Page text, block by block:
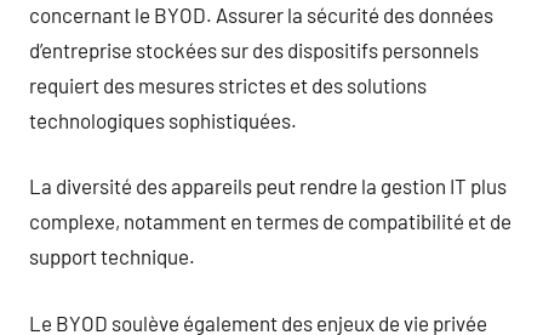
concernant le BYOD. Assurer la sécurité des données
d’entreprise stockées sur des dispositifs personnels
requiert des mesures strictes et des solutions
technologiques sophistiquées.
La diversité des appareils peut rendre la gestion IT plus
complexe, notamment en termes de compatibilité et de
support technique.
Le BYOD soulève également des enjeux de vie privée